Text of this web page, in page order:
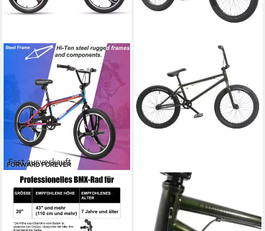
Fast ausverkauft
HILAND
BMX-Rad 20 Zoll 3-Speichen
Kinder BMX Rad für Jungen
& Mädchen 5–12 Jahre
KHEBIKES
BMX-Rad BMX Fahrrad KHE
UNIQUE PRO 20 Zoll Street
BMX CrMo 10,2 kg